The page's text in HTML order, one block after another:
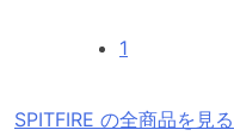
1
SPITFIRE の全商品を見る